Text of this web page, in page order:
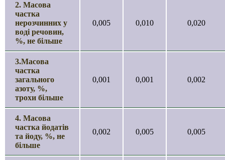
2. Масова
частка
нерозчинних у
воді речовин,
%, не більше
0,005 0,010 0,020
3.Масова
частка
загального
азоту, %,
трохи більше
0,001 0,001 0,002
4. Масова
частка йодатів
та йоду, %, не
більше
0,002 0,005 0,005